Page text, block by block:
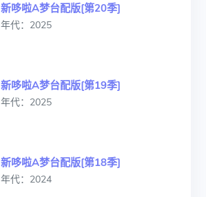
新哆啦A梦台配版[第20季]
年代：2025
新哆啦A梦台配版[第19季]
年代：2025
新哆啦A梦台配版[第18季]
年代：2024